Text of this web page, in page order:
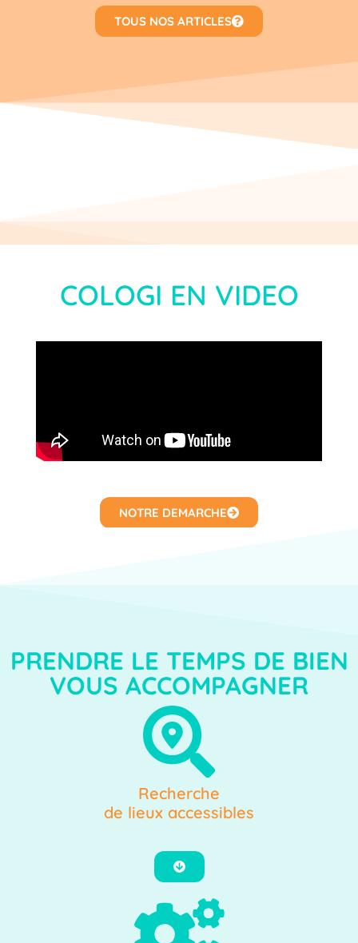
TOUS NOS ARTICLES
COLOGI EN VIDEO
NOTRE DEMARCHE
PRENDRE LE TEMPS DE BIEN
VOUS ACCOMPAGNER
Recherche
de lieux accessibles